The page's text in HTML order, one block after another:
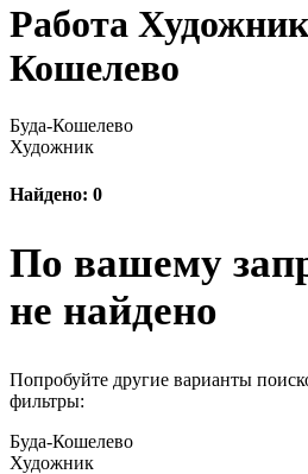
Работа
Кошелево
Буда-Кошелево
Художник
Найдено: 0
По вашему
не найдено
Попробуйте другие варианты
фильтры:
Буда-Кошелево
Художник